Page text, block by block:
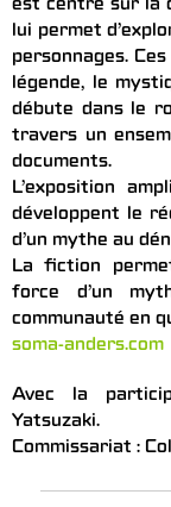
est centré sur la
lui permet
personnages.
légende, le
débute dans le
travers un
documents.
L’exposition
développent le
d’un mythe au
La fiction
force d’un
communauté en
soma-anders.com
Avec la
Yatsuzaki.
Commissariat :